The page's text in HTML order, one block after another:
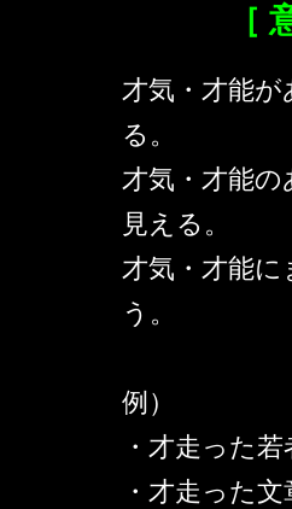
［
才気・才能
る。
才気・才能
見える。
才気・才能
う。
例）
・才走った若
・才走った文